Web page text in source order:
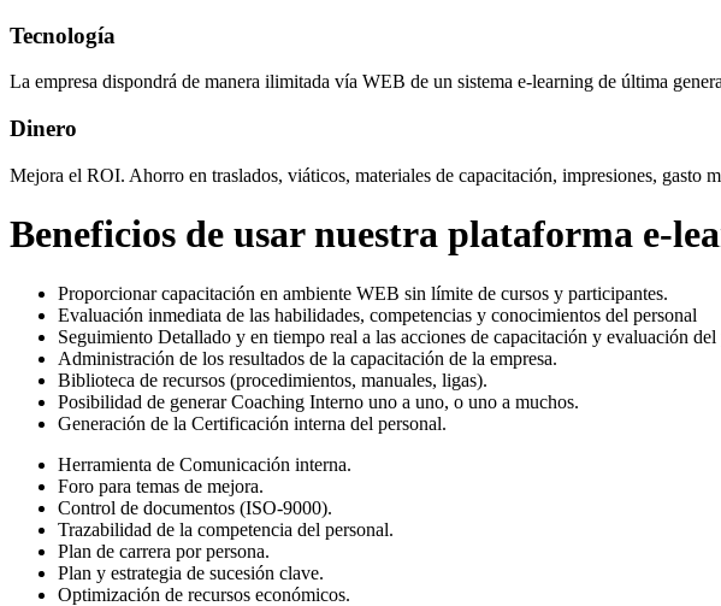
Tecnología
La empresa dispondrá de manera ilimitada vía WEB de un sistema e-learning de última
Dinero
Mejora el ROI. Ahorro en traslados, viáticos, materiales de capacitación, impresiones,
Beneficios de usar nuestra plataforma e-
Proporcionar capacitación en ambiente WEB sin límite de cursos y participantes.
Evaluación inmediata de las habilidades, competencias y conocimientos del personal
Seguimiento Detallado y en tiempo real a las acciones de capacitación y evaluación del
Administración de los resultados de la capacitación de la empresa.
Biblioteca de recursos (procedimientos, manuales, ligas).
Posibilidad de generar Coaching Interno uno a uno, o uno a muchos.
Generación de la Certificación interna del personal.
Herramienta de Comunicación interna.
Foro para temas de mejora.
Control de documentos (ISO-9000).
Trazabilidad de la competencia del personal.
Plan de carrera por persona.
Plan y estrategia de sucesión clave.
Optimización de recursos económicos.